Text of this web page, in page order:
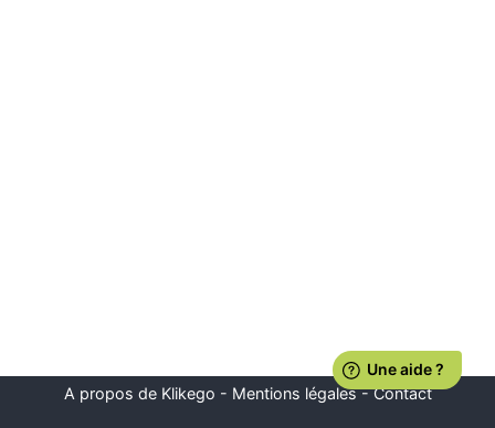
A propos de Klikego - Mentions légales-Contact